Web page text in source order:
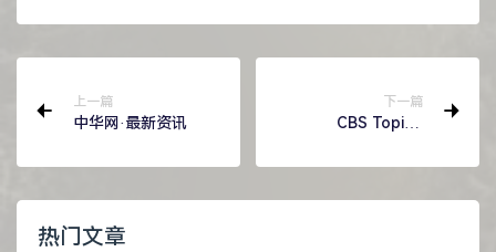
上一篇
中华网·最新资讯
下一篇
CBS Topics:
热门文章